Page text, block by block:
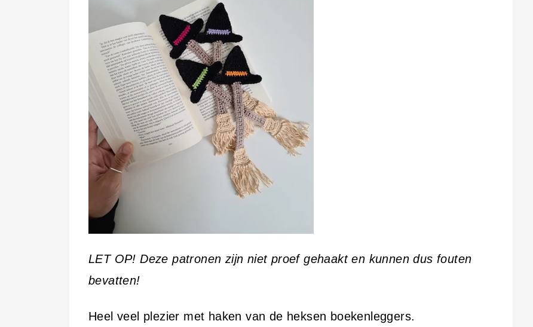
LET OP! Deze patronen zijn niet proef gehaakt en kunnen dus fouten
bevatten!
Heel veel plezier met haken van de heksen boekenleggers.